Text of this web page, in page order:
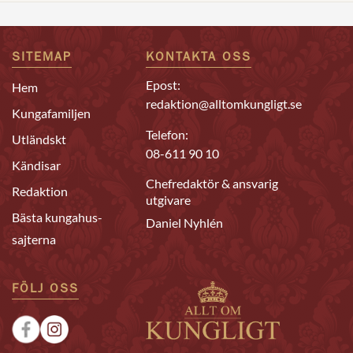
SITEMAP
Hem
Kungafamiljen
Utländskt
Kändisar
Redaktion
Bästa kungahus-
sajterna
KONTAKTA OSS
Epost:
redaktion@alltomkungligt.se
Telefon:
08-611 90 10
Chefredaktör & ansvarig
utgivare
Daniel Nyhlén
FÖLJ OSS